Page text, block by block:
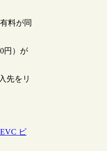
料が同
円）が
先をリ
ビ